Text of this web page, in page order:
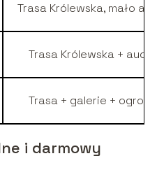
Trasa Królewska, mało
Trasa Królewska + audio
Trasa + galerie + ogrody
i darmowy